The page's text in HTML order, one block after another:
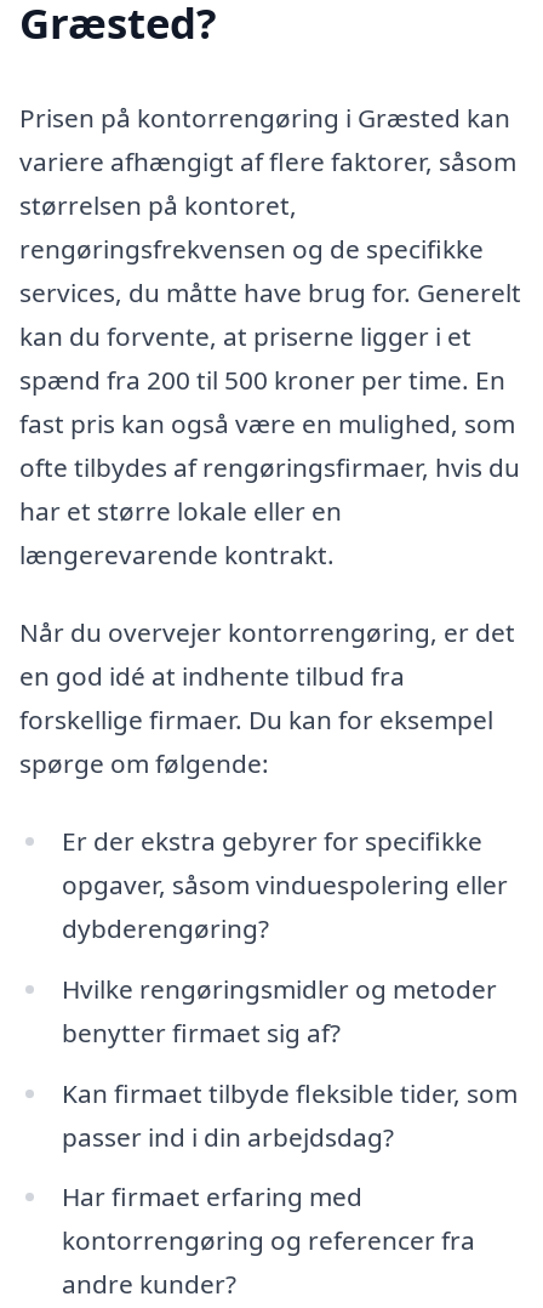
Græsted?
Prisen på kontorrengøring i Græsted kan
variere afhængigt af flere faktorer, såsom
størrelsen på kontoret,
rengøringsfrekvensen og de specifikke
services, du måtte have brug for. Generelt
kan du forvente, at priserne ligger i et
spænd fra 200 til 500 kroner per time. En
fast pris kan også være en mulighed, som
ofte tilbydes af rengøringsfirmaer, hvis du
har et større lokale eller en
længerevarende kontrakt.
Når du overvejer kontorrengøring, er det
en god idé at indhente tilbud fra
forskellige firmaer. Du kan for eksempel
spørge om følgende:
Er der ekstra gebyrer for specifikke
opgaver, såsom vinduespolering eller
dybderengøring?
Hvilke rengøringsmidler og metoder
benytter firmaet sig af?
Kan firmaet tilbyde fleksible tider, som
passer ind i din arbejdsdag?
Har firmaet erfaring med
kontorrengøring og referencer fra
andre kunder?